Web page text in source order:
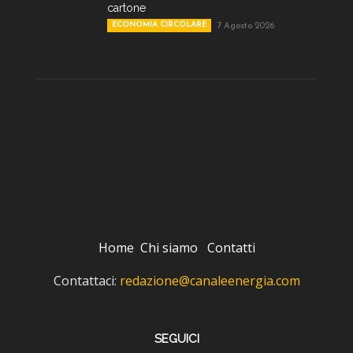
cartone
ECONOMIA CIRCOLARE 7 Agosto 2026
Home Chi siamo Contatti
Contattaci: redazione@canaleenergia.com
SEGUICI